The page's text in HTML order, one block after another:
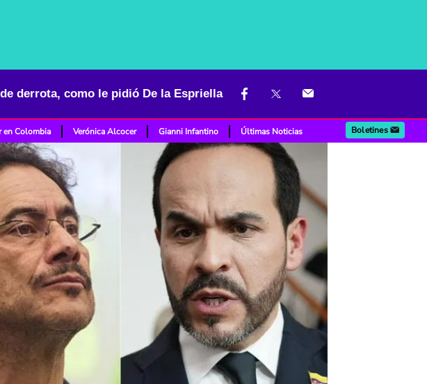
derrota, como le pidió De la Espriella
en Colombia Verónica Alcocer Gianni Infantino Últimas Noticias Boletines